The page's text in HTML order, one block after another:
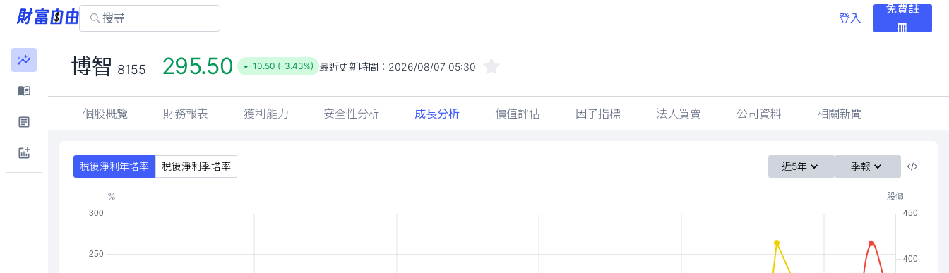
登入
免費註
冊
博智 8155 295.50 -10.50 (-3.43%) 最近更新時間： 2026/08/07 05:30
個股概覽 財務報表 獲利能力 安全性分析 成長分析 價值評估 因子指標 法人買賣 公司資料 相關新聞
稅後淨利年增率 稅後淨利季增率 近5年 季報